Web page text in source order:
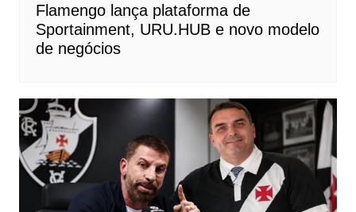
Flamengo lança plataforma de
Sportainment, URU.HUB e novo modelo
de negócios